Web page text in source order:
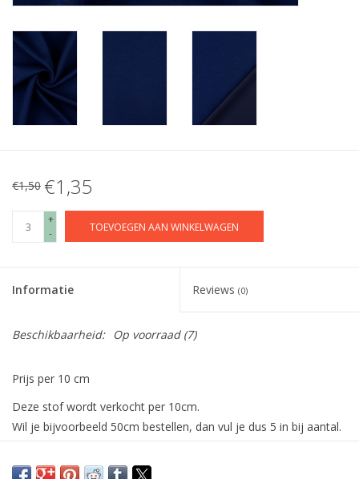
€1,50 €1,35
+
-
TOEVOEGEN AAN WINKELWAGEN
Informatie Reviews (0)
Beschikbaarheid: Op voorraad(7)
Prijs per 10 cm
Deze stof wordt verkocht per 10cm.
Wil je bijvoorbeeld 50cm bestellen, dan vul je dus 5 in bij aantal.